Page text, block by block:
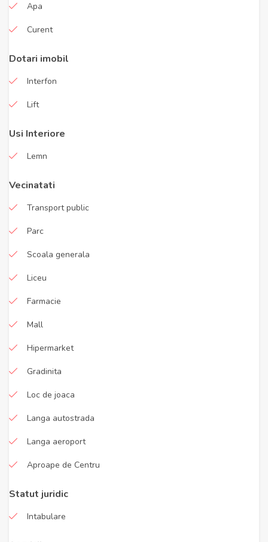
Apa
Curent
Dotari imobil
Interfon
Lift
Usi Interiore
Lemn
Vecinatati
Transport public
Parc
Scoala generala
Liceu
Farmacie
Mall
Hipermarket
Gradinita
Loc de joaca
Langa autostrada
Langa aeroport
Aproape de Centru
Statut juridic
Intabulare